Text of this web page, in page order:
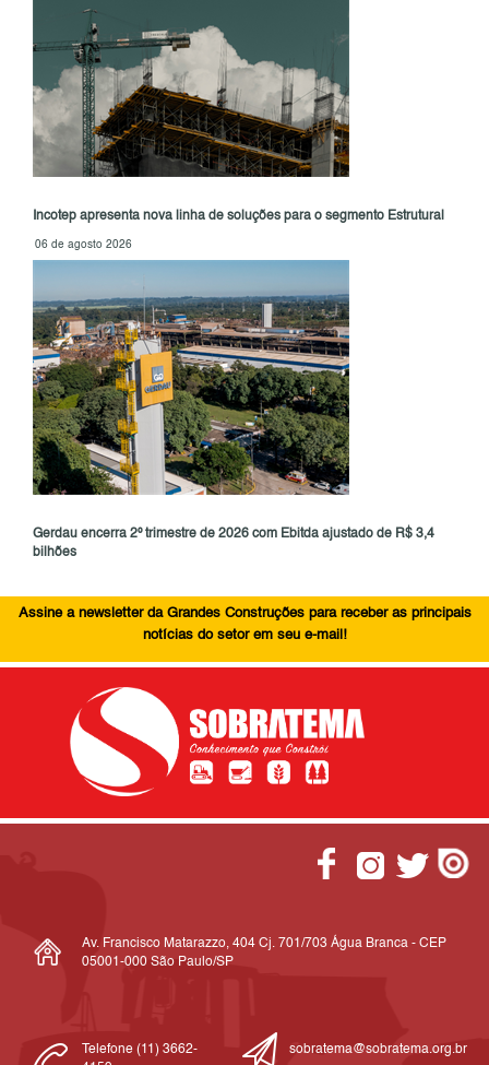
Incotep apresenta nova linha de soluções para o segmento Estrutural
06 de agosto 2026
Gerdau encerra 2º trimestre de 2026 com Ebitda ajustado de R$ 3,4
bilhões
Assine a newsletter da Grandes Construções para receber as principais
notícias do setor em seu e-mail!
Av. Francisco Matarazzo, 404 Cj. 701/703 Água Branca - CEP
05001-000 São Paulo/SP
Telefone (11) 3662-
sobratema@sobratema.org.br